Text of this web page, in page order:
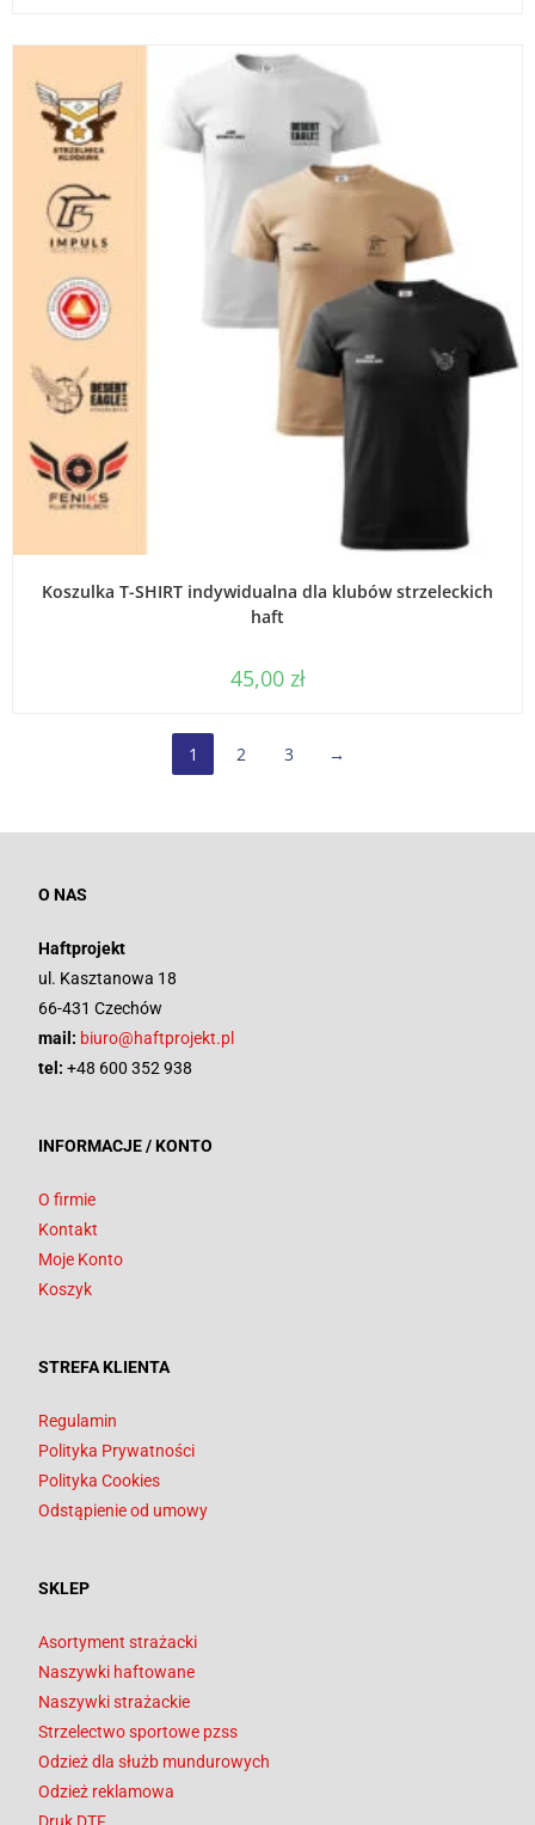
Koszulka T-SHIRT indywidualna dla klubów strzeleckich
haft
45,00 zł
1 2 3 →
O NAS
Haftprojekt
ul. Kasztanowa 18
66-431 Czechów
mail: biuro@haftprojekt.pl
tel: +48 600 352 938
INFORMACJE / KONTO
O firmie
Kontakt
Moje Konto
Koszyk
STREFA KLIENTA
Regulamin
Polityka Prywatności
Polityka Cookies
Odstąpienie od umowy
SKLEP
Asortyment strażacki
Naszywki haftowane
Naszywki strażackie
Strzelectwo sportowe pzss
Odzież dla służb mundurowych
Odzież reklamowa